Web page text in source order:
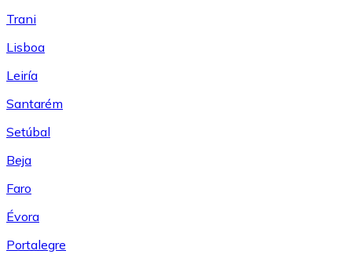
Trani
Lisboa
Leiría
Santarém
Setúbal
Beja
Faro
Évora
Portalegre